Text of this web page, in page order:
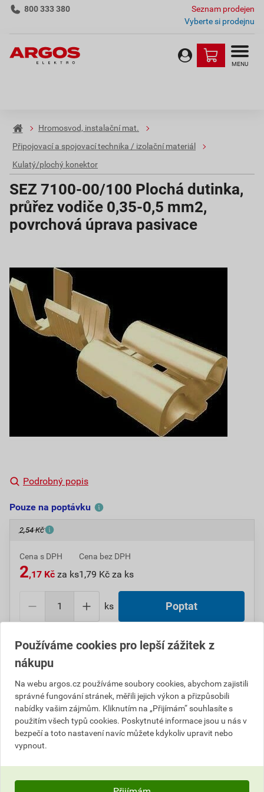
800 333 380
Seznam prodejen
Vyberte si prodejnu
MENU
Hromosvod, instalační mat.
Připojovací a spojovací technika / izolační materiál
Kulatý/plochý konektor
SEZ 7100-00/100 Plochá dutinka,
průřez vodiče 0,35-0,5 mm2,
povrchová úprava pasivace
Podrobný popis
Pouze na poptávku
2,54 Kč
Cena s DPH
2,17 Kč za ks
Cena bez DPH
1,79 Kč za ks
ks Poptat
Do košíku přidáte1 ksza2,17Kčs DPH (1,79 Kč
DPH).
Číslo položky:1000107289
Katalogový kód: 6VLRT
Výrobky značky:SEZ
Popis
Používáme cookies pro lepší zážitek z
nákupu
Na webu argos.cz používáme soubory cookies, abychom zajistili
správné fungování stránek, měřili jejich výkon a přizpůsobili
nabídky vašim zájmům. Kliknutím na „Přijímám“ souhlasíte s
použitím všech typů cookies. Poskytnuté informace jsou u nás v
bezpečí a toto nastavení navíc můžete kdykoliv upravit nebo
vypnout.